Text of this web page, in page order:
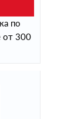
по
от 300